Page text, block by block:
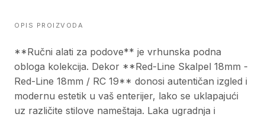
OPIS PROIZVODA
**Ručni alati za podove** je vrhunska podna
obloga kolekcija. Dekor **Red-Line Skalpel 18mm -
Red-Line 18mm / RC 19** donosi autentičan izgled i
modernu estetik u vaš enterijer, lako se uklapajući
uz različite stilove nameštaja. Laka ugradnja i